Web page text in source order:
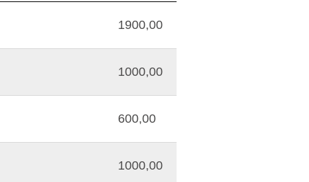
1900,00
1000,00
600,00
1000,00